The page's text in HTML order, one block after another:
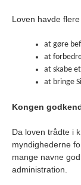
Loven havde
at gøre
at
at skabe
at bringe
Kongen
Da loven trådte i
myndighederne
mange navne
administration.